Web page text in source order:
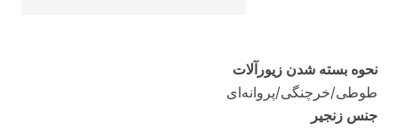
نحوه بسته شدن زیورآلات
طوطی/خرچنگی/پروانه‌ای
جنس زنجیر